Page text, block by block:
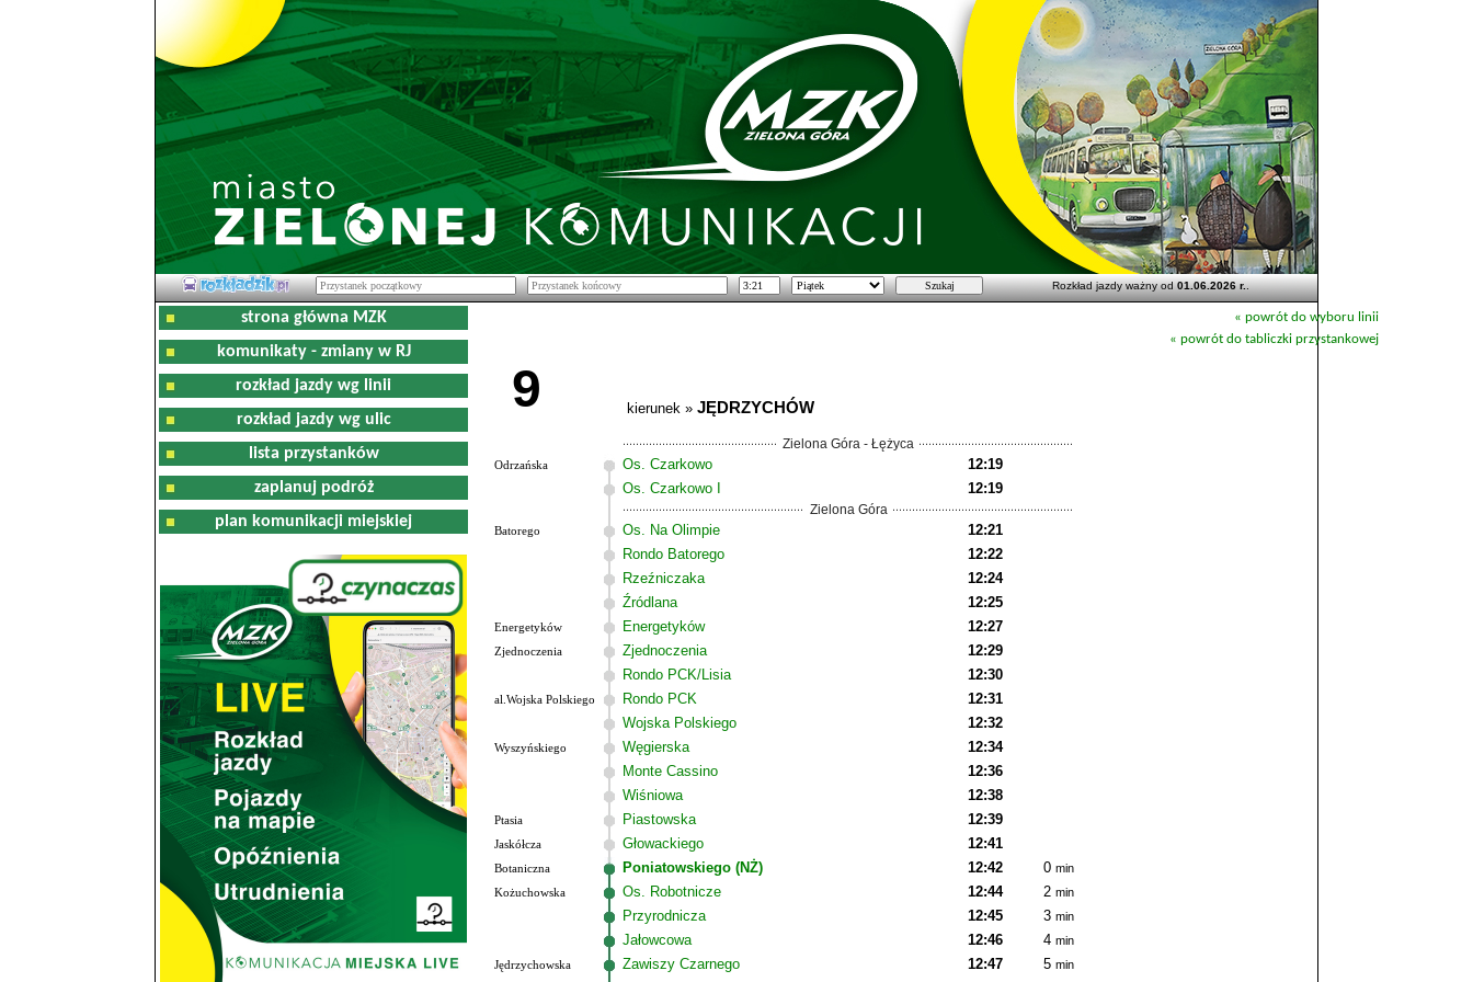
Rozkład jazdy ważny od01.06.2026 r..
strona główna MZK
komunikaty - zmiany w RJ
rozkład jazdy wg linii
rozkład jazdy wg ulic
lista przystanków
zaplanuj podróż
plan komunikacji miejskiej
« powrót do wyboru linii
« powrót do tabliczki przystankowej
9 kierunek » JĘDRZYCHÓW
Zielona Góra - Łężyca
Odrzańska Os. Czarkowo
12:19
Os. Czarkowo I
12:19
Zielona Góra
Batorego Os. Na Olimpie
12:21
Rondo Batorego
12:22
Rzeźniczaka
12:24
Źródlana
12:25
Energetyków Energetyków 12:27
Zjednoczenia Zjednoczenia
12:29
Rondo PCK/Lisia
12:30
al.Wojska Polskiego Rondo PCK
12:31
Wojska Polskiego
12:32
Wyszyńskiego Węgierska
12:34
Monte Cassino
12:36
Wiśniowa
12:38
Ptasia Piastowska 12:39
Jaskółcza Głowackiego 12:41
Botaniczna Poniatowskiego (NŻ) 12:42 0 min
Kożuchowska
Os. Robotnicze 12:44 2 min
Przyrodnicza 12:45 3 min
Jałowcowa 12:46 4 min
Jędrzychowska
Zawiszy Czarnego 12:47 5 min